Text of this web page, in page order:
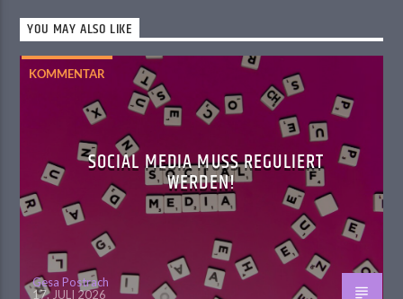
YOU MAY ALSO LIKE
KOMMENTAR
SOCIAL MEDIA MUSS REGULIERT
WERDEN!
Gesa Postrach
17. JULI 2026